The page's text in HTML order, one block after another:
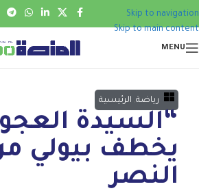
Skip to navigation
Skip to main content
MENU
رياضة الرئيسية
“السيدة
يخطف بيولي
النصر